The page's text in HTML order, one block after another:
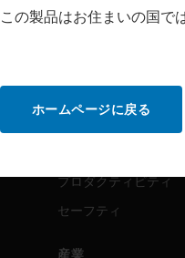
内
ソフトウェア
セーフティ
プロダクティビティ
セーフティ
産業
この製品はお住まいの国で
ホームページに戻る